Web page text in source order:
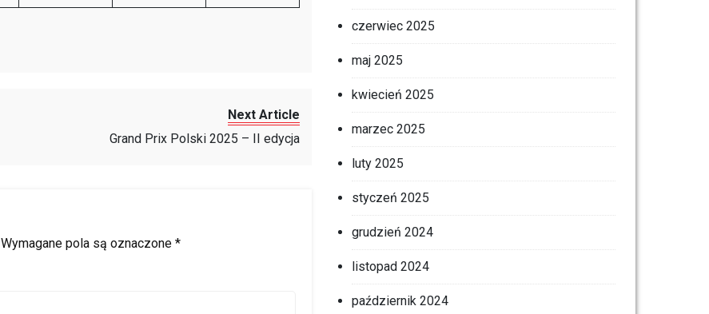
Next Article
Grand Prix Polski 2025 – II edycja
Wymagane pola są oznaczone *
czerwiec 2025
maj 2025
kwiecień 2025
marzec 2025
luty 2025
styczeń 2025
grudzień 2024
listopad 2024
październik 2024